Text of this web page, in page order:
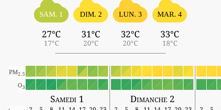
SAM. 1
27°C
17°C
DIM. 2
31°C
20°C
LUN. 3
32°C
20°C
MAR. 4
33°C
18°C
PM2.5
O3
Samedi 1 Dimanche 2